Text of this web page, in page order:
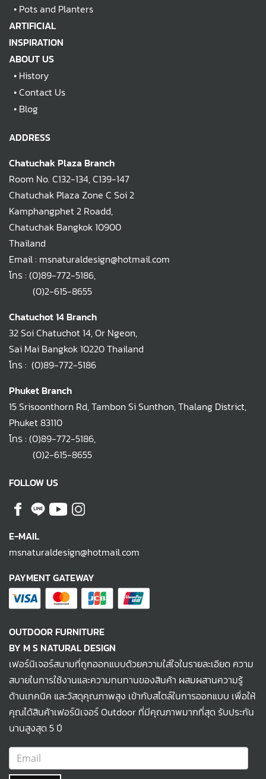
• Pots and Planters
ARTIFICIAL
INSPIRATION
ABOUT US
• History
•Contact Us
• Blog
ADDRESS
Chatuchak Plaza Branch
Room No. C132-134, C139-147
Chatuchak Plaza Zone C Soi 2
Kamphangphet 2 Roadd,
Chatuchak Bangkok 10900
Thailand
Email : msnaturaldesign@hotmail.com
โทร : (0)89-772-5186,
(0)2-615-8655
Chatuchot 14 Branch
32 Soi Chatuchot 14, Or Ngeon,
Sai Mai Bangkok 10220 Thailand
โทร : (0)89-772-5186
Phuket Branch
15 Srisoonthorn Rd, Tambon Si Sunthon, Thalang District,
Phuket 83110
โทร : (0)89-772-5186,
(0)2-615-8655
FOLLOW US
E-MAIL
msnaturaldesign@hotmail.com
PAYMENT GATEWAY
OUTDOOR FURNITURE
BY M S NATURAL DESIGN
เฟอร์นิเจอร์สนามที่ถูกออกแบบด้วยความใส่ใจในรายละเอียด ความ
สบายในการใช้งานและความทนทานของสินค้า ผสมผสานความรู้
ด้านเทคนิค และวัสดุคุณภาพสูง เข้ากับสไตล์ในการออกแบบ เพื่อให้
คุณได้สินค้าเฟอร์นิเจอร์ Outdoor ที่มีคุณภาพมากที่สุด รับประกัน
นานสูงสุด 5 ปี